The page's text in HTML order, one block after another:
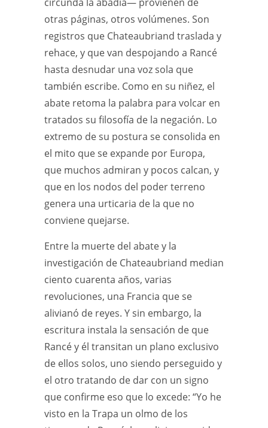
otras páginas, otros volúmenes. Son
registros que Chateaubriand traslada y
rehace, y que van despojando a Rancé
hasta desnudar una voz sola que
también escribe. Como en su niñez, el
abate retoma la palabra para volcar en
tratados su filosofía de la negación. Lo
extremo de su postura se consolida en
el mito que se expande por Europa,
que muchos admiran y pocos calcan, y
que en los nodos del poder terreno
genera una urticaria de la que no
conviene quejarse.
Entre la muerte del abate y la
investigación de Chateaubriand median
ciento cuarenta años, varias
revoluciones, una Francia que se
alivianó de reyes. Y sin embargo, la
escritura instala la sensación de que
Rancé y él transitan un plano exclusivo
de ellos solos, uno siendo perseguido y
el otro tratando de dar con un signo
que confirme eso que lo excede: “Yo he
visto en la Trapa un olmo de los